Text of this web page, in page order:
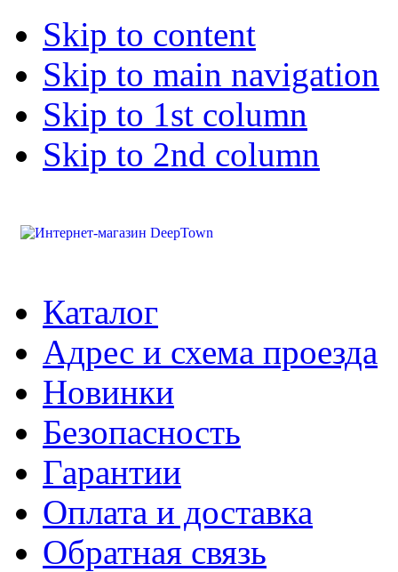
Skip to content
Skip to main navigation
Skip to 1st column
Skip to 2nd column
Каталог
Адрес и схема проезда
Новинки
Безопасность
Гарантии
Оплата и доставка
Обратная связь